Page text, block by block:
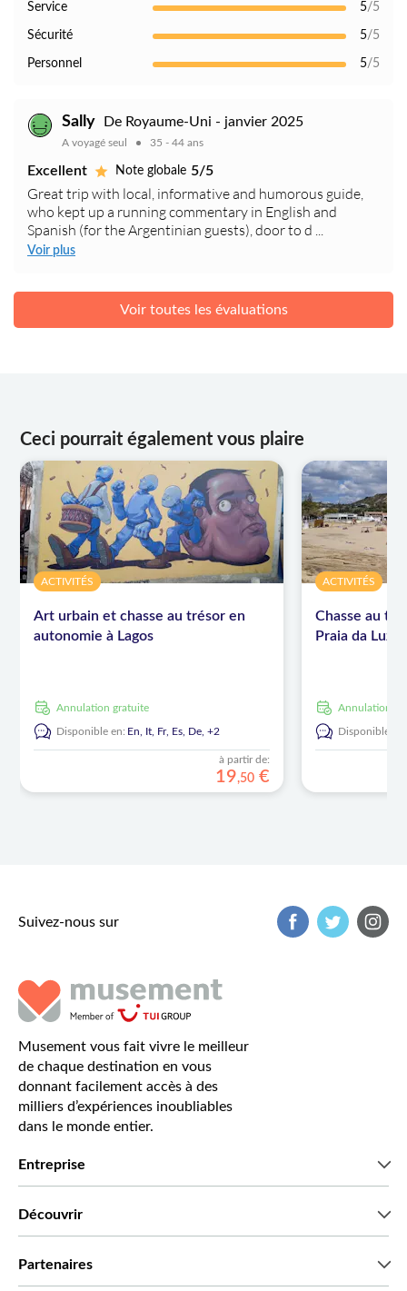
Service 5/5
Sécurité 5/5
Personnel 5/5
Sally De Royaume-Uni - janvier 2025
A voyagé seul 35 - 44 ans
Excellent Note globale 5/5
Great trip with local, informative and humorous guide,
who kept up a running commentary in English and
Spanish (for the Argentinian guests), door to d ...
Voir plus
Voir toutes les évaluations
Ceci pourrait également vous plaire
ACTIVITÉS
Art urbain et chasse au trésor en
autonomie à Lagos
Annulation gratuite
Disponible en: En, It, Fr, Es, De,+2
à partir de:
19,50 €
ACTIVITÉS
Chasse au
Praia da Luz
Annulation
Disponible en:
Suivez-nous sur
Musement vous fait vivre le meilleur
de chaque destination en vous
donnant facilement accès à des
milliers d’expériences inoubliables
dans le monde entier.
Entreprise
Découvrir
Partenaires